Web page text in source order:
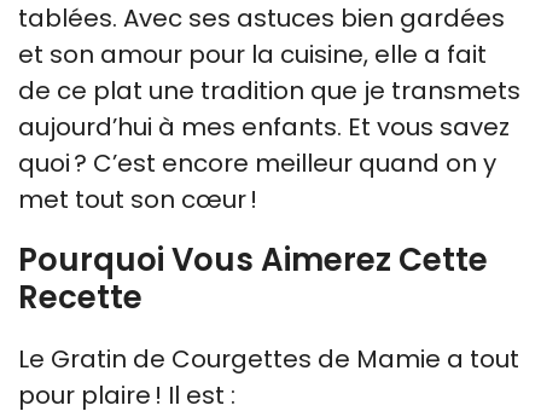
tablées. Avec ses astuces bien gardées
et son amour pour la cuisine, elle a fait
de ce plat une tradition que je transmets
aujourd’hui à mes enfants. Et vous savez
quoi ? C’est encore meilleur quand on y
met tout son cœur !
Pourquoi Vous Aimerez Cette
Recette
Le Gratin de Courgettes de Mamie a tout
pour plaire ! Il est :